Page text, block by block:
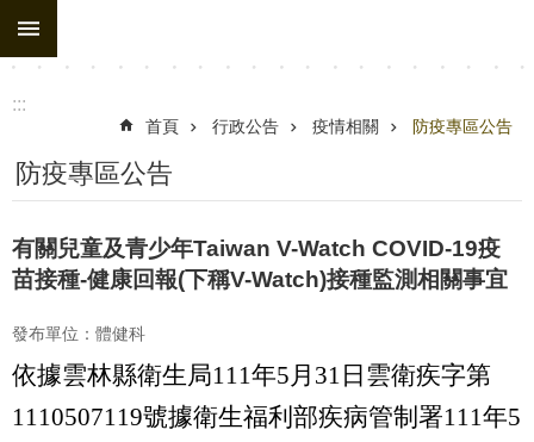
跳到主要內容區塊
搜
尋
處
務
織
政
公
告
:::
首頁 行政公告 疫情相關 防疫專區公告
防疫專區公告
有關兒童及青少年Taiwan V-Watch COVID-19疫
苗接種-健康回報(下稱V-Watch)接種監測相關事宜
發布單位：體健科
依據雲林縣衛生局111年5月31日雲衛疾字第
1110507119號據衛生福利部疾病管制署111年5